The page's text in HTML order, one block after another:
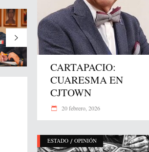
CARTAPACIO:
CUARESMA EN
CJTOWN
20 febrero, 2026
ESTADO / OPINIÓN